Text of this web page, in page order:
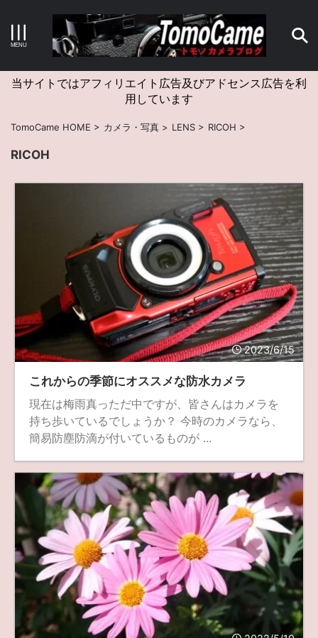
キーワードで検索する
タグクラウド
Canon craft EM5II EOS Kiss X4 EOS R10
fujifilm game GR III hobby info iPad
iPhone K-1 Leica LENS LUMIX G100
LUMIX GF9 LUMIX L10 LUMIX S1 LUMIX S9
M(Typ240) minolta MX nikki Nikon
osmo osmo action3 panasonic pc
PEN E-P7 PENTAX photo Pocket 3 PS5
psobb ricoh SIGMA SONY sound
TAMRON TG-6 THETA VILTROX X-T2
X100F X half Xiaomi Pad 6 Xperia1VI
Z5 Z9 Z30 Z50II Zf Zfc
当サイトではアフィリエイト広告及びアドセンス広告を利
用しています
TomoCame HOME > カメラ・写真 > LENS > RICOH >
RICOH
2023/6/15
これからの季節にオススメな防水カメラ
現在は梅雨真っただ中ですが、皆さんはカメラを
持ち歩いているでしょうか？ 今時のカメラなら、
簡易防塵防滴が付いているものが ...